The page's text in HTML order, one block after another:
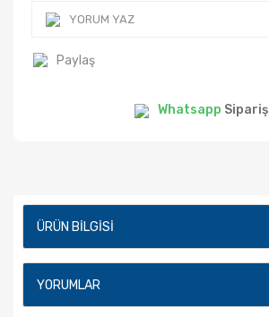
YORUM YAZ
Paylaş
Whatsapp Sipariş
ÜRÜN BILGISI
YORUMLAR